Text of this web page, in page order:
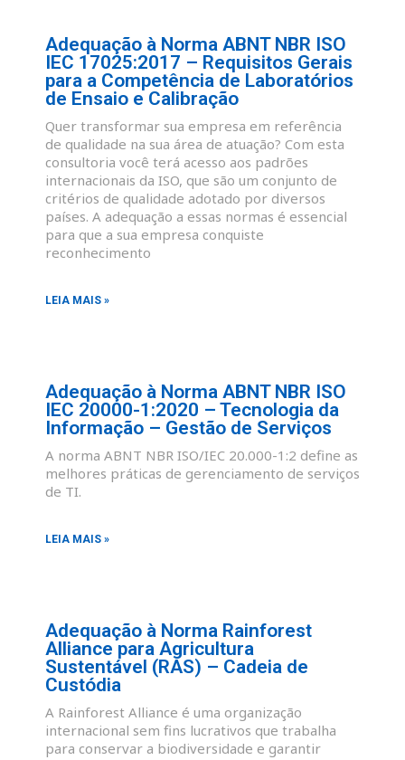
Adequação à Norma ABNT NBR ISO
IEC 17025:2017 – Requisitos Gerais
para a Competência de Laboratórios
de Ensaio e Calibração
Quer transformar sua empresa em referência
de qualidade na sua área de atuação? Com esta
consultoria você terá acesso aos padrões
internacionais da ISO, que são um conjunto de
critérios de qualidade adotado por diversos
países. A adequação a essas normas é essencial
para que a sua empresa conquiste
reconhecimento
LEIA MAIS »
Adequação à Norma ABNT NBR ISO
IEC 20000-1:2020 – Tecnologia da
Informação – Gestão de Serviços
A norma ABNT NBR ISO/IEC 20.000-1:2 define as
melhores práticas de gerenciamento de serviços
de TI.
LEIA MAIS »
Adequação à Norma Rainforest
Alliance para Agricultura
Sustentável (RAS) – Cadeia de
Custódia
A Rainforest Alliance é uma organização
internacional sem fins lucrativos que trabalha
para conservar a biodiversidade e garantir